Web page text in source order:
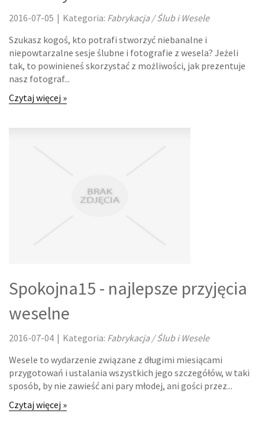
ART. SPOŻYWCZE
MATERIAŁY EKSPLOATACYJNE
MASZYNY
PRZEMYSŁ METALOWY
TRANSPORT
CZĘŚCI SAMOCHODOWE
USŁUGI MOTORYZACYJNE
SALONY, KOMISY
2016-07-05 | Kategoria: Fabrykacja / Ślub i Wesele
Szukasz kogoś, kto potrafi stworzyć niebanalne i
niepowtarzalne sesje ślubne i fotografie z wesela? Jeżeli
tak, to powinieneś skorzystać z możliwości, jak prezentuje
nasz fotograf...
Czytaj więcej »
Spokojna15 - najlepsze przyjęcia
weselne
2016-07-04 | Kategoria: Fabrykacja / Ślub i Wesele
Wesele to wydarzenie związane z długimi miesiącami
przygotowań i ustalania wszystkich jego szczegółów, w taki
sposób, by nie zawieść ani pary młodej, ani gości przez...
Czytaj więcej »